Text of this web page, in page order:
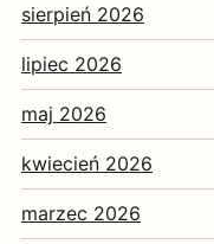
sierpień 2026
lipiec 2026
maj 2026
kwiecień 2026
marzec 2026